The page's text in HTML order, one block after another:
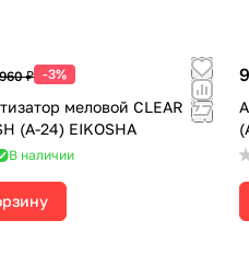
960 ₽ -3%
меловой CLEAR
(А-24) EIKOSHA
В наличии